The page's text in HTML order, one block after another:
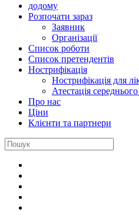
додому
Розпочати зараз
Заявник
Oрганізації
Cписок роботи
Cписок претендентів
Нострифікація
Нострифікація для
Атестація
Про нас
Ціни
Клієнти та партнери